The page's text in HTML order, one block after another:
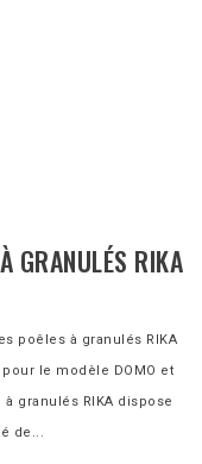
GRANULÉS RIKA
poêles à granulés RIKA
le modèle DOMO et
granulés RIKA dispose
de...